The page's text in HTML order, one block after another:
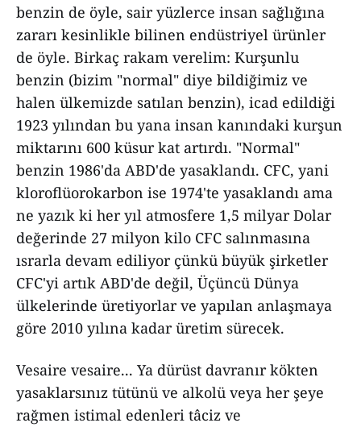
benzin de öyle, sair yüzlerce insan sağlığına
zararı kesinlikle bilinen endüstriyel ürünler
de öyle. Birkaç rakam verelim: Kurşunlu
benzin (bizim "normal" diye bildiğimiz ve
halen ülkemizde satılan benzin), icad edildiği
1923 yılından bu yana insan kanındaki kurşun
miktarını 600 küsur kat artırdı. "Normal"
benzin 1986'da ABD'de yasaklandı. CFC, yani
kloroflüorokarbon ise 1974'te yasaklandı ama
ne yazık ki her yıl atmosfere 1,5 milyar Dolar
değerinde 27 milyon kilo CFC salınmasına
ısrarla devam ediliyor çünkü büyük şirketler
CFC'yi artık ABD'de değil, Üçüncü Dünya
ülkelerinde üretiyorlar ve yapılan anlaşmaya
göre 2010 yılına kadar üretim sürecek.
Vesaire vesaire... Ya dürüst davranır kökten
yasaklarsınız tütünü ve alkolü veya her şeye
rağmen istimal edenleri tâciz ve